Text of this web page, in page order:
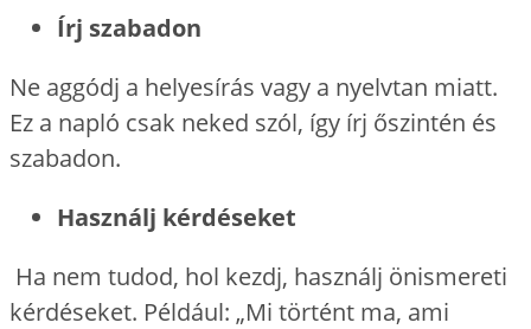
Írj szabadon
Ne aggódj a helyesírás vagy a nyelvtan miatt.
Ez a napló csak neked szól, így írj őszintén és
szabadon.
Használj kérdéseket
Ha nem tudod, hol kezdj, használj önismereti
kérdéseket. Például: „Mi történt ma, ami